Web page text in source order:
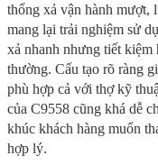
thống xả vận hành mượt,
mang lại trải nghiệm sử
xả nhanh nhưng tiết
thường. Cấu tạo rõ ràng
phù hợp cả với thợ kỹ
của C9558 cũng khá dễ
khúc khách hàng muốn
hợp lý.